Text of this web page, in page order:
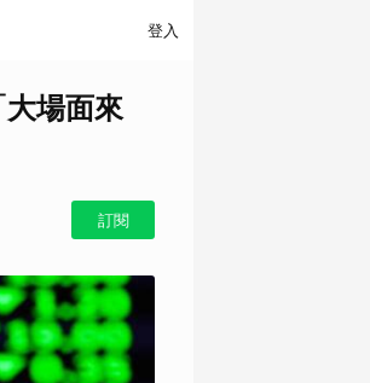
登入
場面來
訂閱